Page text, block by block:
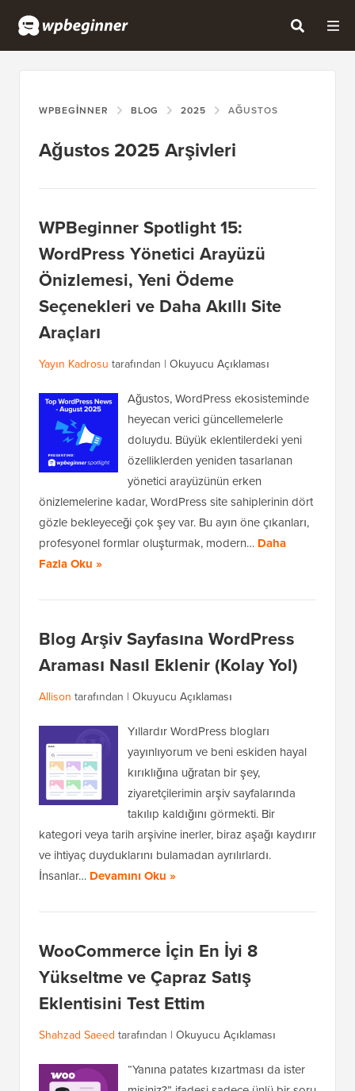
WPBEGINNER BLOG 2025 AĞUSTOS
Ağustos 2025 Arşivleri
WPBeginner Spotlight 15:
WordPress Yönetici Arayüzü
Önizlemesi, Yeni Ödeme
Seçenekleri ve Daha Akıllı Site
Araçları
Yayın Kadrosu tarafından | Okuyucu Açıklaması
Ağustos, WordPress ekosisteminde
heyecan verici güncellemelerle
doluydu. Büyük eklentilerdeki yeni
özelliklerden yeniden tasarlanan
yönetici arayüzünün erken
önizlemelerine kadar, WordPress site sahiplerinin dört
gözle bekleyeceği çok şey var. Bu ayın öne çıkanları,
profesyonel formlar oluşturmak, modern… Daha
Fazla Oku »
Blog Arşiv Sayfasına WordPress
Araması Nasıl Eklenir (Kolay Yol)
Allison tarafından | Okuyucu Açıklaması
Yıllardır WordPress blogları
yayınlıyorum ve beni eskiden hayal
kırıklığına uğratan bir şey,
ziyaretçilerimin arşiv sayfalarında
takılıp kaldığını görmekti. Bir
kategori veya tarih arşivine inerler, biraz aşağı kaydırır
ve ihtiyaç duyduklarını bulamadan ayrılırlardı.
İnsanlar… Devamını Oku »
WooCommerce İçin En İyi 8
Yükseltme ve Çapraz Satış
Eklentisini Test Ettim
Shahzad Saeed tarafından | Okuyucu Açıklaması
“Yanına patates kızartması da ister